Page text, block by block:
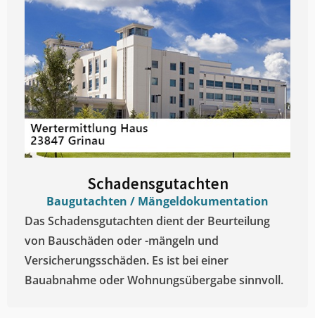
Schadensgutachten
Baugutachten / Mängeldokumentation
Das Schadensgutachten dient der Beurteilung
von Bauschäden oder -mängeln und
Versicherungsschäden. Es ist bei einer
Bauabnahme oder Wohnungsübergabe sinnvoll.